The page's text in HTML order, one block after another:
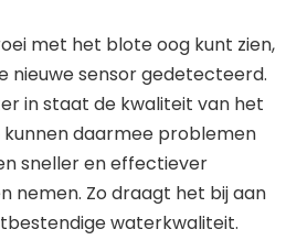
met het blote oog kunt zien,
nieuwe sensor gedetecteerd.
in staat de kwaliteit van het
daarmee problemen
sneller en effectiever
nemen. Zo draagt het bij aan
waterkwaliteit.